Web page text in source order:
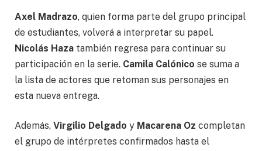
Axel Madrazo, quien forma parte del grupo principal
de estudiantes, volverá a interpretar su papel.
Nicolás Haza también regresa para continuar su
participación en la serie. Camila Calónico se suma a
la lista de actores que retoman sus personajes en
esta nueva entrega.
Además, Virgilio Delgado y Macarena Oz completan
el grupo de intérpretes confirmados hasta el